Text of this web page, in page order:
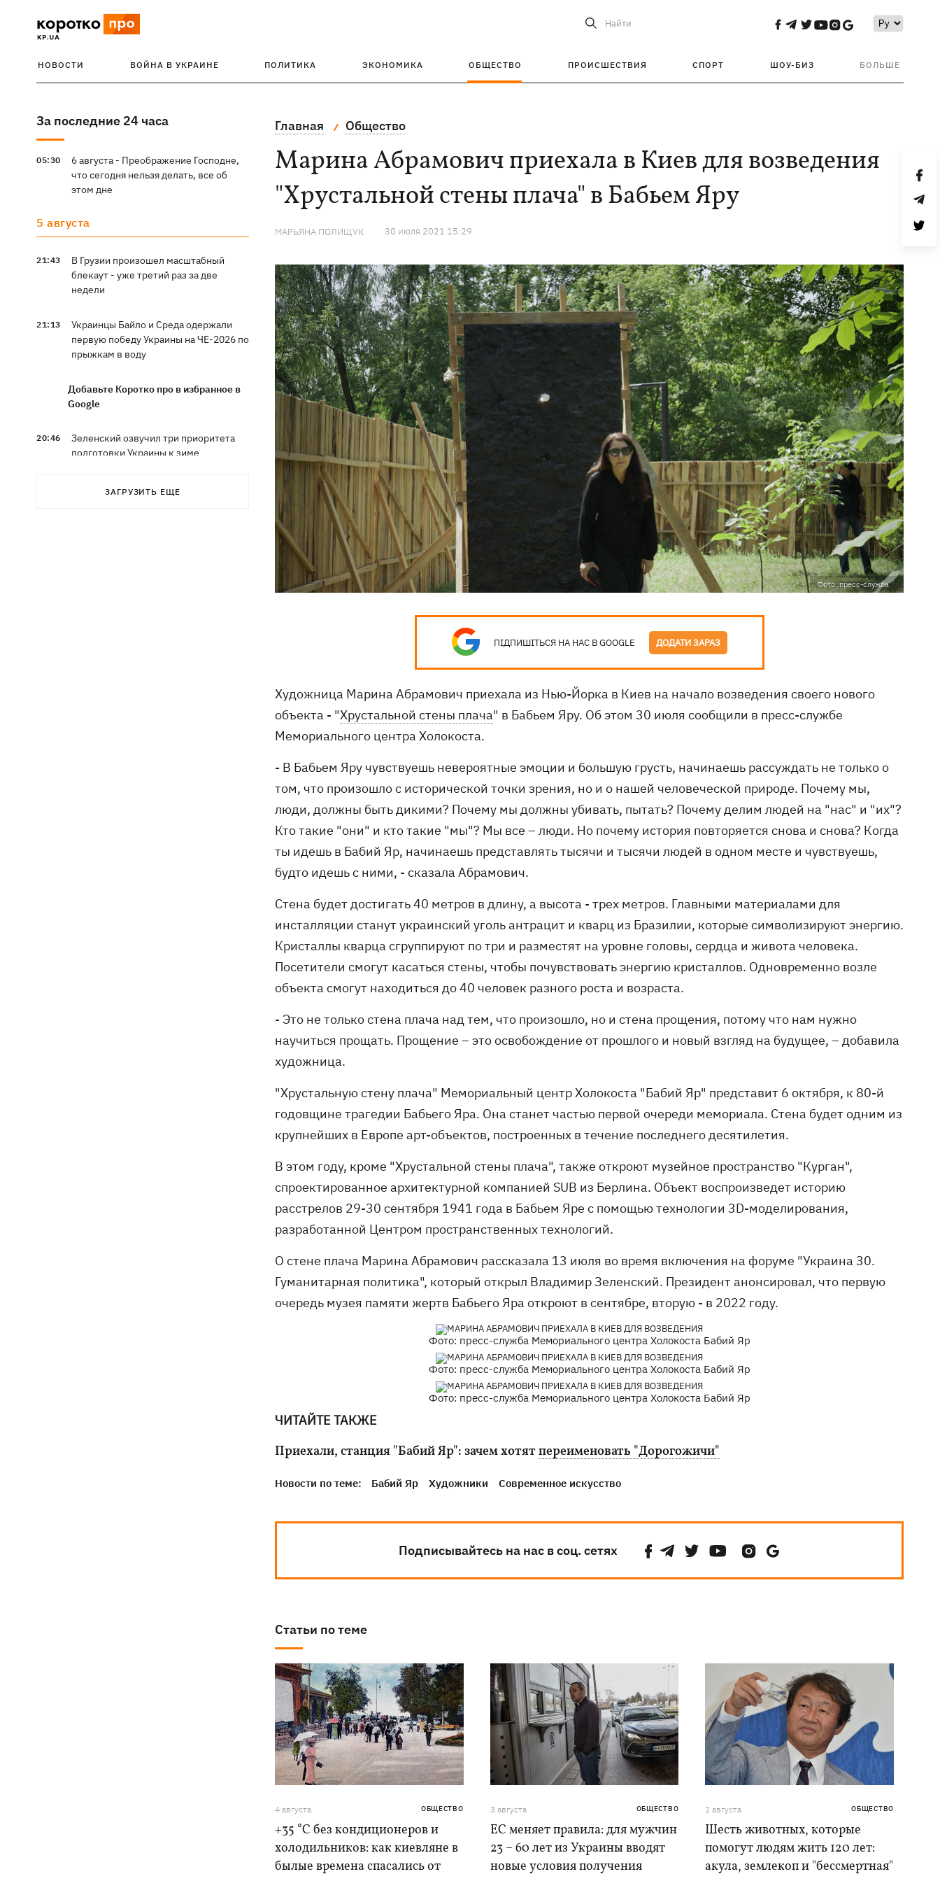
Найти
НОВОСТИ ВОЙНА В УКРАИНЕ ПОЛИТИКА ЭКОНОМИКА ОБЩЕСТВО ПРОИСШЕСТВИЯ СПОРТ ШОУ-БИЗ БОЛЬШЕ
За последние 24 часа
05:30
6 августа - Преображение Господне,
что сегодня нельзя делать, все об
этом дне
5 августа
21:43
В Грузии произошел масштабный
блекаут - уже третий раз за две
недели
21:13
Украинцы Байло и Среда одержали
первую победу Украины на ЧЕ-2026 по
прыжкам в воду
Добавьте Коротко про в избранное в
Google
20:46
Зеленский озвучил три приоритета
подготовки Украины к зиме
Украинцев просят сократить
ЗАГРУЗИТЬ ЕЩЕ
Главная Общество
Марина Абрамович приехала в Киев для возведения
"Хрустальной стены плача" в Бабьем Яру
МАРЬЯНА ПОЛИЩУК 30 июля 2021 15:29
Фото: пресс-служба
ПІДПИШІТЬСЯ НА НАС В GOOGLE ДОДАТИ ЗАРАЗ
Художница Марина Абрамович приехала из Нью-Йорка в Киев на начало возведения своего нового
объекта - "Хрустальной стены плача" в Бабьем Яру. Об этом 30 июля сообщили в пресс-службе
Мемориального центра Холокоста.
- В Бабьем Яру чувствуешь невероятные эмоции и большую грусть, начинаешь рассуждать не только о
том, что произошло с исторической точки зрения, но и о нашей человеческой природе. Почему мы,
люди, должны быть дикими? Почему мы должны убивать, пытать? Почему делим людей на "нас" и "их"?
Кто такие "они" и кто такие "мы"? Мы все – люди. Но почему история повторяется снова и снова? Когда
ты идешь в Бабий Яр, начинаешь представлять тысячи и тысячи людей в одном месте и чувствуешь,
будто идешь с ними, - сказала Абрамович.
Стена будет достигать 40 метров в длину, а высота - трех метров. Главными материалами для
инсталляции станут украинский уголь антрацит и кварц из Бразилии, которые символизируют энергию.
Кристаллы кварца сгруппируют по три и разместят на уровне головы, сердца и живота человека.
Посетители смогут касаться стены, чтобы почувствовать энергию кристаллов. Одновременно возле
объекта смогут находиться до 40 человек разного роста и возраста.
- Это не только стена плача над тем, что произошло, но и стена прощения, потому что нам нужно
научиться прощать. Прощение – это освобождение от прошлого и новый взгляд на будущее, – добавила
художница.
"Хрустальную стену плача" Мемориальный центр Холокоста "Бабий Яр" представит 6 октября, к 80-й
годовщине трагедии Бабьего Яра. Она станет частью первой очереди мемориала. Стена будет одним из
крупнейших в Европе арт-объектов, построенных в течение последнего десятилетия.
В этом году, кроме "Хрустальной стены плача", также откроют музейное пространство "Курган",
спроектированное архитектурной компанией SUB из Берлина. Объект воспроизведет историю
расстрелов 29-30 сентября 1941 года в Бабьем Яре с помощью технологии 3D-моделирования,
разработанной Центром пространственных технологий.
О стене плача Марина Абрамович рассказала 13 июля во время включения на форуме "Украина 30.
Гуманитарная политика", который открыл Владимир Зеленский. Президент анонсировал, что первую
очередь музея памяти жертв Бабьего Яра откроют в сентябре, вторую - в 2022 году.
Фото: пресс-служба Мемориального центра Холокоста Бабий Яр
Фото: пресс-служба Мемориального центра Холокоста Бабий Яр
Фото: пресс-служба Мемориального центра Холокоста Бабий Яр
ЧИТАЙТЕ ТАКЖЕ
Приехали, станция "Бабий Яр": зачем хотят переименовать "Дорогожичи"
Новости по теме: Бабий Яр Художники Современное искусство
Подписывайтесь на нас в соц. сетях
Статьи по теме
4 августа ОБЩЕСТВО
+35 °C без кондиционеров и
холодильников: как киевляне в
былые времена спасались от
3 августа ОБЩЕСТВО
ЕС меняет правила: для мужчин
23 – 60 лет из Украины вводят
новые условия получения
2 августа ОБЩЕСТВО
Шесть животных, которые
помогут людям жить 120 лет:
акула, землекоп и "бессмертная"